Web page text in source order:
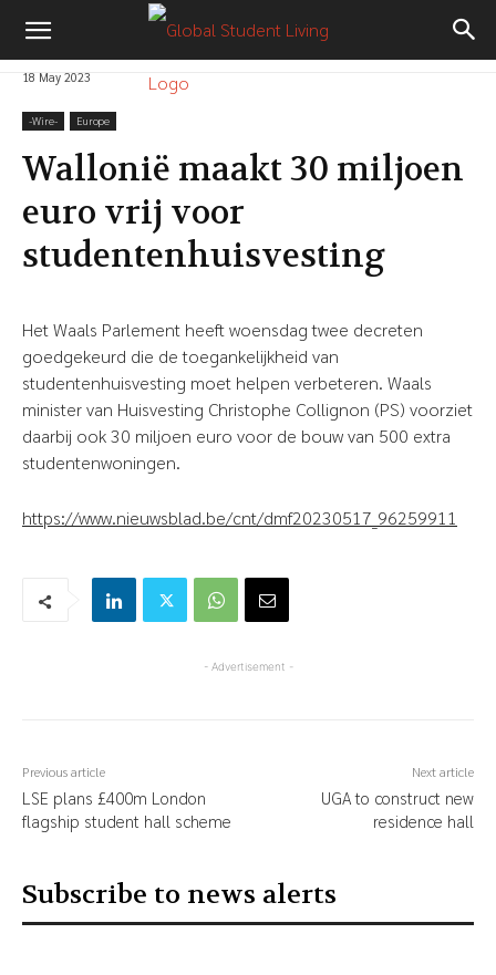
18 May 2023
-‎Wire- Europe
Wallonië maakt 30 miljoen
euro vrij voor
studentenhuisvesting
Het Waals Parlement heeft woensdag twee decreten
goedgekeurd die de toegankelijkheid van
studentenhuisvesting moet helpen verbeteren. Waals
minister van Huisvesting Christophe Collignon (PS) voorziet
daarbij ook 30 miljoen euro voor de bouw van 500 extra
studentenwoningen.
https://www.nieuwsblad.be/cnt/dmf20230517_96259911
- Advertisement -
Previous article
LSE plans £400m London
flagship student hall scheme
Next article
UGA to construct new
residence hall
Subscribe to news alerts